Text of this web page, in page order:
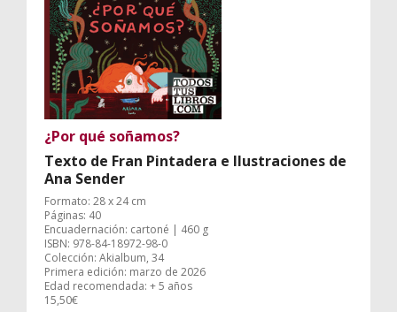
¿Por qué soñamos?
Texto de Fran Pintadera e Ilustraciones de
Ana Sender
Formato: 28 x 24 cm
Páginas: 40
Encuadernación: cartoné | 460 g
ISBN: 978-84-18972-98-0
Colección: Akialbum, 34
Primera edición: marzo de 2026
Edad recomendada: + 5 años
15,50€